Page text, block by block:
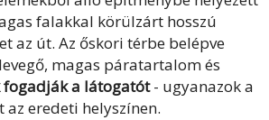
falakkal körülzárt hosszú
az út. Az őskori térbe belépve
magas páratartalom és
a látogatót- ugyanazok a
eredeti helyszínen.